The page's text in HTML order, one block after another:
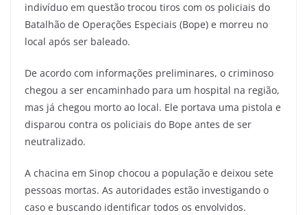
indivíduo em questão trocou tiros com os policiais do
Batalhão de Operações Especiais (Bope) e morreu no
local após ser baleado.
De acordo com informações preliminares, o criminoso
chegou a ser encaminhado para um hospital na região,
mas já chegou morto ao local. Ele portava uma pistola e
disparou contra os policiais do Bope antes de ser
neutralizado.
A chacina em Sinop chocou a população e deixou sete
pessoas mortas. As autoridades estão investigando o
caso e buscando identificar todos os envolvidos.